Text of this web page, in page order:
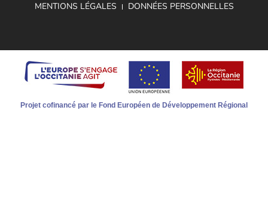
MENTIONS LÉGALES
DONNÉES PERSONNELLES
Projet cofinancé par le Fond Européen de Développement Régional